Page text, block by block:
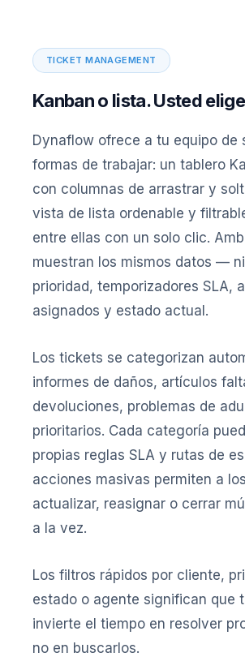
TICKET MANAGEMENT
Kanban o lista. Usted
Dynaflow ofrece a tu equipo de
formas de trabajar: un tablero
con columnas de arrastrar y
vista de lista ordenable y
entre ellas con un solo clic.
muestran los mismos datos —
prioridad, temporizadores SLA,
asignados y estado actual.
Los tickets se categorizan
informes de daños, artículos
devoluciones, problemas de
prioritarios. Cada categoría
propias reglas SLA y rutas de
acciones masivas permiten a
actualizar, reasignar o cerrar
a la vez.
Los filtros rápidos por cliente,
estado o agente significan que
invierte el tiempo en resolver
no en buscarlos.